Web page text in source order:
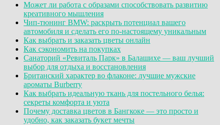
Может ли работа с образами способствовать развитию
креативного мышления
Чип-тюнинг BMW: раскрыть потенциал вашего
автомобиля и сделать его по-настоящему уникальным
Как выбрать и заказать цветы онлайн
Как сэкономить на покупках
Санаторий «Ревиталь Парк» в Балашихе — ваш лучший
выбор для отдыха и восстановления
Британский характер во флаконе: лучшие мужские
ароматы Burberry
Как выбрать идеальную ткань для постельного белья:
секреты комфорта и уюта
Почему доставка цветов в Бангкоке — это просто и
удобно, как заказать букет мечты